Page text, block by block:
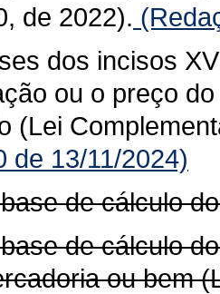
de 2022).
dos incisos
ou o preço
(Lei
de 13/11/2024)
de cálculo
de cálculo
ou bem